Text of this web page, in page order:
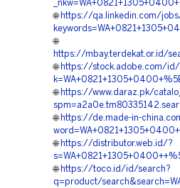
🌐 https://qa.linkedin.com/
🌐
https://mbay.terdekat.or.id/
🌐 https://stock.adobe.com/id/
🌐 https://www.daraz.pk/
🌐 https://de.made-in-
🌐 https://distributor.web.id/?
🌐 https://toco.id/id/search?
q=product/